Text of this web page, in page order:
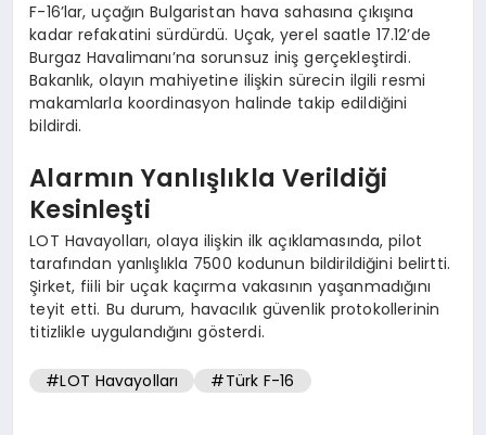
F-16’lar, uçağın Bulgaristan hava sahasına çıkışına
kadar refakatini sürdürdü. Uçak, yerel saatle 17.12’de
Burgaz Havalimanı’na sorunsuz iniş gerçekleştirdi.
Bakanlık, olayın mahiyetine ilişkin sürecin ilgili resmi
makamlarla koordinasyon halinde takip edildiğini
bildirdi.
Alarmın Yanlışlıkla Verildiği
Kesinleşti
LOT Havayolları, olaya ilişkin ilk açıklamasında, pilot
tarafından yanlışlıkla 7500 kodunun bildirildiğini belirtti.
Şirket, fiili bir uçak kaçırma vakasının yaşanmadığını
teyit etti. Bu durum, havacılık güvenlik protokollerinin
titizlikle uygulandığını gösterdi.
#LOT Havayolları #Türk F-16